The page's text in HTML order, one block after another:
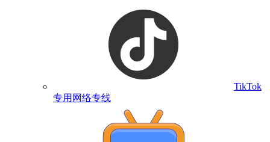
TikTok
专用网络专线